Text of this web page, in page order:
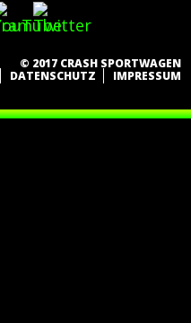
© 2017 CRASH SPORTWAGEN
DATENSCHUTZ IMPRESSUM